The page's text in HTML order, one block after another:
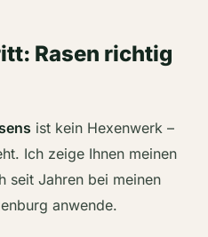
Rasen richtig
ist kein Hexenwerk –
Ich zeige Ihnen meinen
seit Jahren bei meinen
anwende.